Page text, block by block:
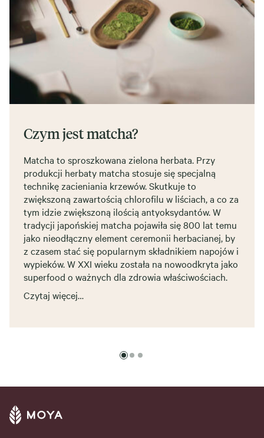
Czym jest matcha?
Matcha to sproszkowana zielona herbata. Przy
produkcji herbaty matcha stosuje się specjalną
technikę zacieniania krzewów. Skutkuje to
zwiększoną zawartością chlorofilu w liściach, a co za
tym idzie zwiększoną ilością antyoksydantów. W
tradycji japońskiej matcha pojawiła się 800 lat temu
jako nieodłączny element ceremonii herbacianej, by
z czasem stać się popularnym składnikiem napojów i
wypieków. W XXI wieku została na nowoodkryta jako
superfood o ważnych dla zdrowia właściwościach.
Czytaj więcej…